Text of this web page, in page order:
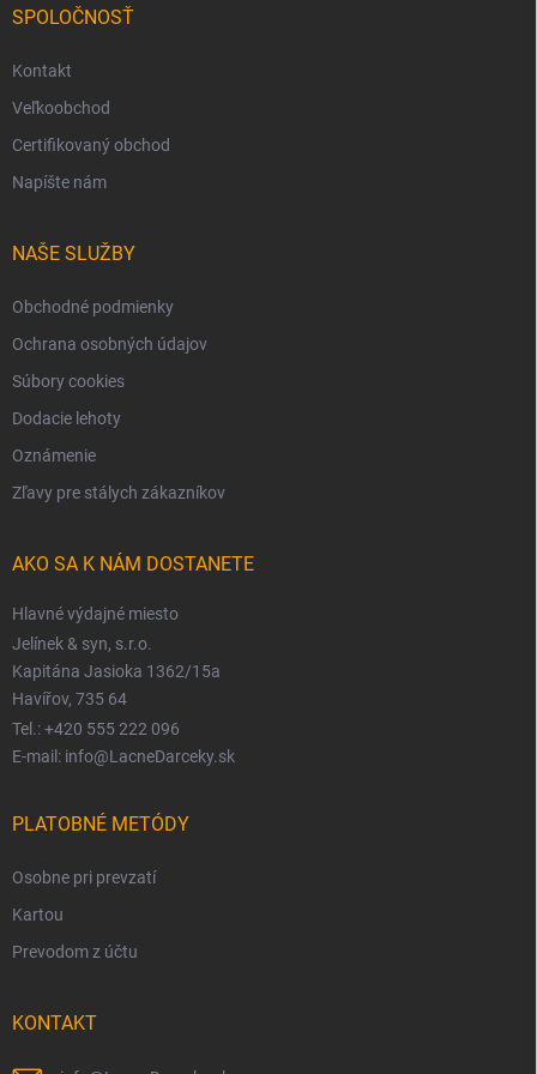
SPOLOČNOSŤ
Kontakt
Veľkoobchod
Certifikovaný obchod
Napíšte nám
NAŠE SLUŽBY
Obchodné podmienky
Ochrana osobných údajov
Súbory cookies
Dodacie lehoty
Oznámenie
Zľavy pre stálych zákazníkov
AKO SA K NÁM DOSTANETE
Hlavné výdajné miesto
Jelínek & syn, s.r.o.
Kapitána Jasioka 1362/15a
Havířov, 735 64
Tel.: +420 555 222 096
E-mail: info@LacneDarceky.sk
PLATOBNÉ METÓDY
Osobne pri prevzatí
Kartou
Prevodom z účtu
KONTAKT